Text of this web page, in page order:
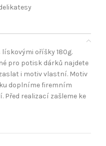
oříšky 180g.
pro potisk dárků najdete
zaslat i motiv vlastní. Motiv
doplníme firemním
Před realizací zašleme ke